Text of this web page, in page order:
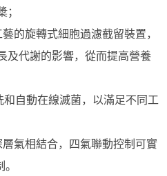
；
的旋轉式細胞過濾截留裝置，
及代謝的影響，從而提高營養
自動在線滅菌，以滿足不同工
氣相結合，四氣聯動控制可實